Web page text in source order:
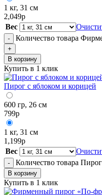
1 кг, 31 см
2,049р
Вес
- Количество товара
+
В корзину
Купить в 1 клик
Пирог с яблоком и корицей
600 гр, 26 см
799р
1 кг, 31 см
1,199р
Вес
- Количество товара
В корзину
Купить в 1 клик